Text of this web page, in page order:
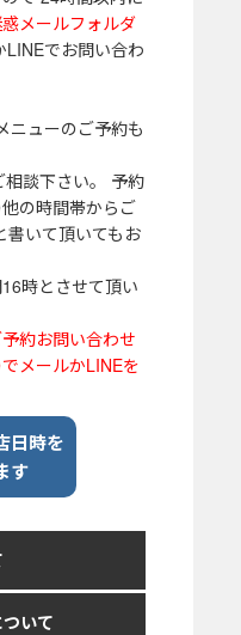
メールフォルダ
LINEでお問い合わ
ニューのご予約も
相談下さい。 予約
の時間帯からご
書いて頂いてもお
時とさせて頂い
約お問い合わせ
メールかLINEを
日時を
す
いて